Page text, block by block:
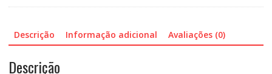
Descrição Informação adicional Avaliações (0)
Descrição